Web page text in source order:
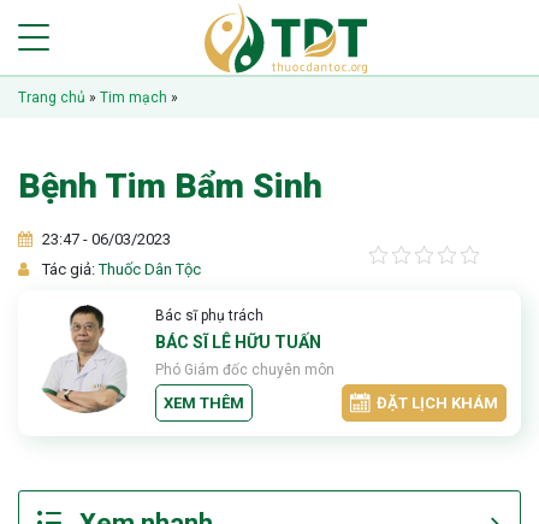
Trang chủ » Tim mạch »
Bệnh Tim Bẩm Sinh
23:47 - 06/03/2023
Tác giả:Thuốc Dân Tộc
Bác sĩ phụ trách
BÁC SĨ LÊ HỮU TUẤN
Phó Giám đốc chuyên môn
XEM THÊM ĐẶT LỊCH KHÁM